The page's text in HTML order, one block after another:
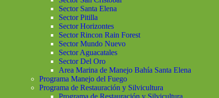
Sector Santa Elena
Sector Pitilla
Sector Horizontes
Sector Rincon Rain Forest
Sector Mundo Nuevo
Sector Aguacatales
Sector Del Oro
Area Marina de Manejo Bahía Santa Elena
Programa Manejo del Fuego
Programa de Restauración y Silvicultura
Programa de Restauración y Silvicultura